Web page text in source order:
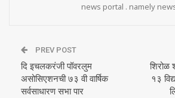
news portal . namely
PREV POST
दि इचलकरंजी पॉवरलुम
असोसिएशनची ७३ वी वार्षिक
सर्वसाधारण सभा पार
शिरोळ
१३